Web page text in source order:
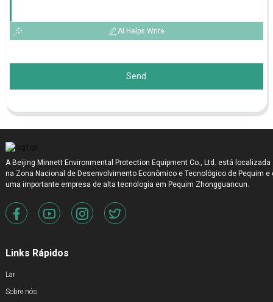
AI Helps Write
Send
A Beijing Minnett Environmental Protection Equipment Co., Ltd. está localizada
na Zona Nacional de Desenvolvimento Econômico e Tecnológico de Pequim e
uma importante empresa de alta tecnologia em Pequim Zhongguancun.
Links Rápidos
Lar
Sobre nós